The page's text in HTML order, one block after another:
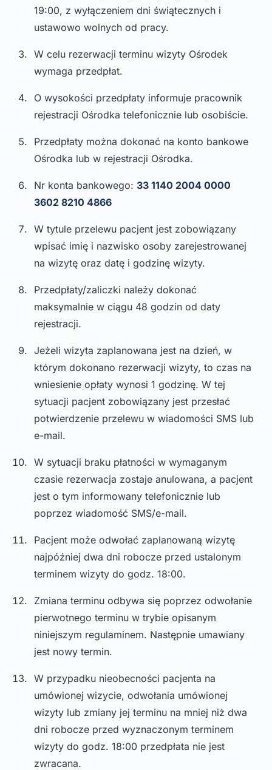
19:00, z wyłączeniem dni świątecznych i
ustawowo wolnych od pracy.
W celu rezerwacji terminu wizyty Ośrodek
wymaga przedpłat.
O wysokości przedpłaty informuje pracownik
rejestracji Ośrodka telefonicznie lub osobiście.
Przedpłaty można dokonać na konto bankowe
Ośrodka lub w rejestracji Ośrodka.
Nr konta bankowego: 33 1140 2004 0000
3602 8210 4866
W tytule przelewu pacjent jest zobowiązany
wpisać imię i nazwisko osoby zarejestrowanej
na wizytę oraz datę i godzinę wizyty.
Przedpłaty/zaliczki należy dokonać
maksymalnie w ciągu 48 godzin od daty
rejestracji.
Jeżeli wizyta zaplanowana jest na dzień, w
którym dokonano rezerwacji wizyty, to czas na
wniesienie opłaty wynosi 1 godzinę. W tej
sytuacji pacjent zobowiązany jest przesłać
potwierdzenie przelewu w wiadomości SMS lub
e-mail.
W sytuacji braku płatności w wymaganym
czasie rezerwacja zostaje anulowana, a pacjent
jest o tym informowany telefonicznie lub
poprzez wiadomość SMS/e-mail.
Pacjent może odwołać zaplanowaną wizytę
najpóźniej dwa dni robocze przed ustalonym
terminem wizyty do godz. 18:00.
Zmiana terminu odbywa się poprzez odwołanie
pierwotnego terminu w trybie opisanym
niniejszym regulaminem. Następnie umawiany
jest nowy termin.
W przypadku nieobecności pacjenta na
umówionej wizycie, odwołania umówionej
wizyty lub zmiany jej terminu na mniej niż dwa
dni robocze przed wyznaczonym terminem
wizyty do godz. 18:00 przedpłata nie jest
zwracana.